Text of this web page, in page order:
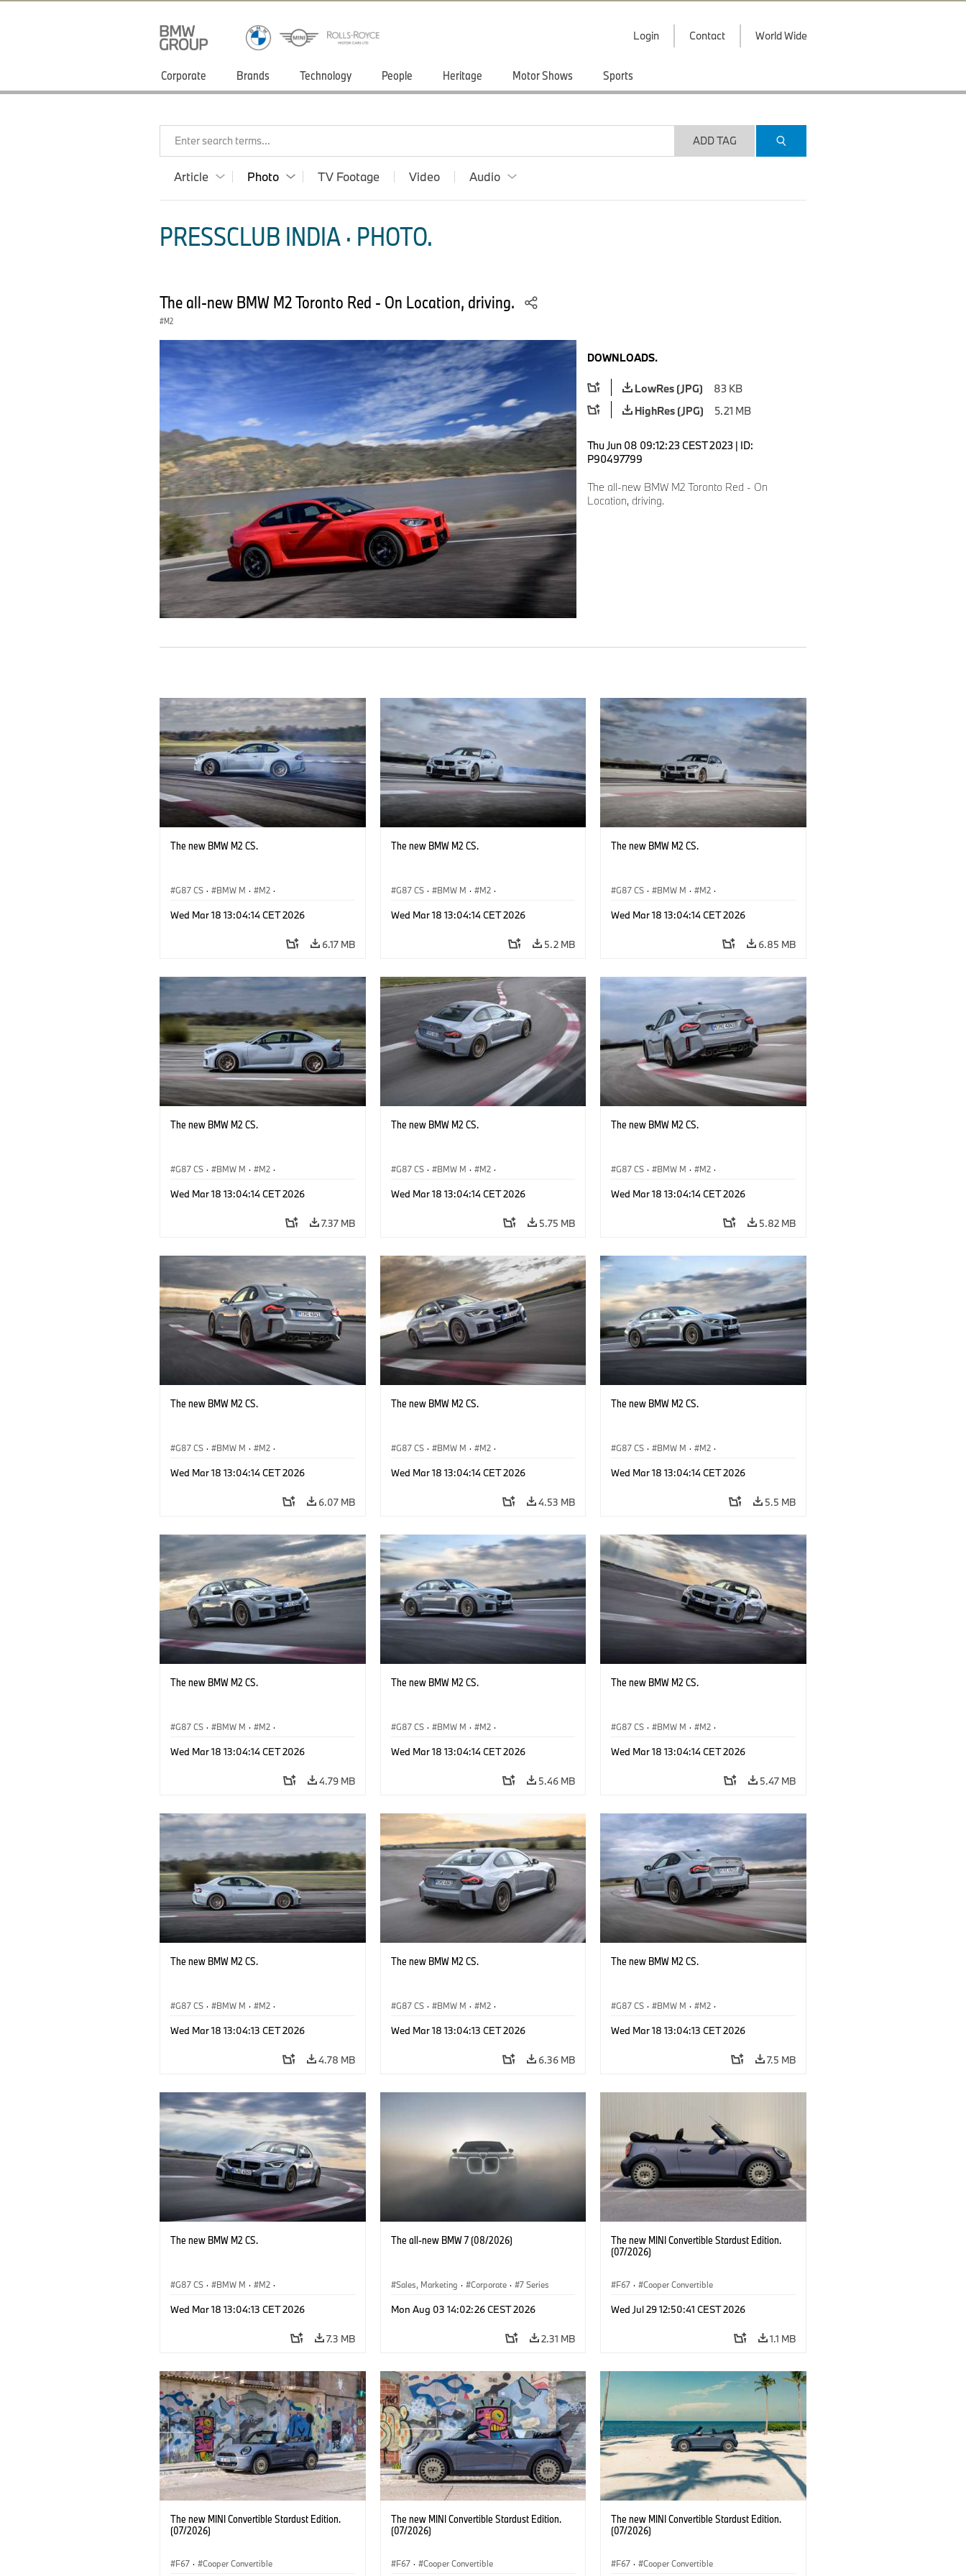
Login Contact World Wide
Corporate Brands Technology People Heritage Motor Shows Sports
Enter search terms... ADD TAG
Article Photo TV Footage Video Audio
PRESSCLUB INDIA · PHOTO.
The all-new BMW M2 Toronto Red - On Location, driving.
M2
DOWNLOADS.
LowRes (JPG)
83 KB
HighRes (JPG)
5.21 MB
Thu Jun 08 09:12:23 CEST 2023 | ID:
P90497799
The all-new BMW M2 Toronto Red - On
Location, driving.
The new BMW M2 CS.
G87 CS · BMW M · M2 ·
Wed Mar 18 13:04:14 CET 2026
6.17 MB
The new BMW M2 CS.
G87 CS · BMW M · M2 ·
Wed Mar 18 13:04:14 CET 2026
5.2 MB
The new BMW M2 CS.
G87 CS · BMW M · M2 ·
Wed Mar 18 13:04:14 CET 2026
6.85 MB
The new BMW M2 CS.
G87 CS · BMW M · M2 ·
Wed Mar 18 13:04:14 CET 2026
7.37 MB
The new BMW M2 CS.
G87 CS · BMW M · M2 ·
Wed Mar 18 13:04:14 CET 2026
5.75 MB
The new BMW M2 CS.
G87 CS · BMW M · M2 ·
Wed Mar 18 13:04:14 CET 2026
5.82 MB
The new BMW M2 CS.
G87 CS · BMW M · M2 ·
Wed Mar 18 13:04:14 CET 2026
6.07 MB
The new BMW M2 CS.
G87 CS · BMW M · M2 ·
Wed Mar 18 13:04:14 CET 2026
4.53 MB
The new BMW M2 CS.
G87 CS · BMW M · M2 ·
Wed Mar 18 13:04:14 CET 2026
5.5 MB
The new BMW M2 CS.
G87 CS · BMW M · M2 ·
Wed Mar 18 13:04:14 CET 2026
4.79 MB
The new BMW M2 CS.
G87 CS · BMW M · M2 ·
Wed Mar 18 13:04:14 CET 2026
5.46 MB
The new BMW M2 CS.
G87 CS · BMW M · M2 ·
Wed Mar 18 13:04:14 CET 2026
5.47 MB
The new BMW M2 CS.
G87 CS · BMW M · M2 ·
Wed Mar 18 13:04:13 CET 2026
4.78 MB
The new BMW M2 CS.
G87 CS · BMW M · M2 ·
Wed Mar 18 13:04:13 CET 2026
6.36 MB
The new BMW M2 CS.
G87 CS · BMW M · M2 ·
Wed Mar 18 13:04:13 CET 2026
7.5 MB
The new BMW M2 CS.
G87 CS · BMW M · M2 ·
Wed Mar 18 13:04:13 CET 2026
7.3 MB
The all-new BMW 7 (08/2026)
Sales, Marketing · Corporate · 7 Series
Mon Aug 03 14:02:26 CEST 2026
2.31 MB
The new MINI Convertible Stardust Edition.
(07/2026)
F67 · Cooper Convertible
Wed Jul 29 12:50:41 CEST 2026
1.1 MB
The new MINI Convertible Stardust Edition.
(07/2026)
F67 · Cooper Convertible
The new MINI Convertible Stardust Edition.
(07/2026)
F67 · Cooper Convertible
The new MINI Convertible Stardust Edition.
(07/2026)
F67 · Cooper Convertible